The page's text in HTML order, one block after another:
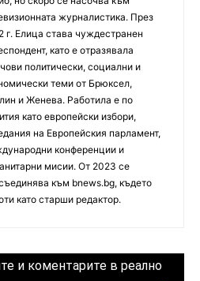
журналистика. През
г. Елица става чуждестранен
като е отразявала
политически, социални и
теми от Брюксел,
и Женева. Работила е по
като европейски избори,
на Европейския парламент,
конференции и
мисии. От 2023 се
към bnews.bg, където
като старши редактор.
и коментарите в реално